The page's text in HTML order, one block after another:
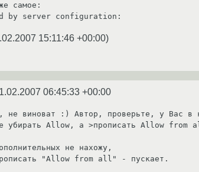
самое:
15:11:46 +00:00)
06:45:33 +00:00
не виноват :) Автор, проверьте, у Вас в
убирать Allow, а >прописать Allow from
не нахожу,
"Allow from all" - пускает.